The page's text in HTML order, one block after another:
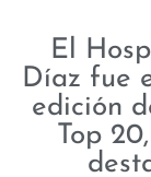
El
Díaz fue
edición
Top